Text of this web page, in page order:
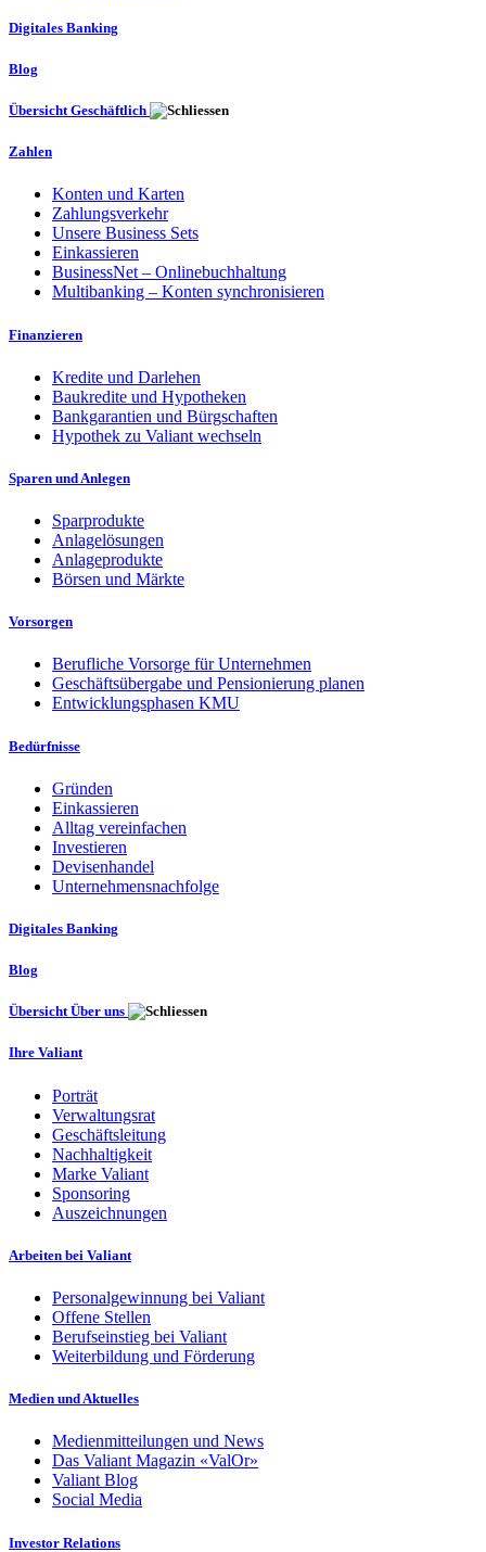
Digitales Banking
Blog
Übersicht Geschäftlich
Zahlen
Konten und Karten
Zahlungsverkehr
Unsere Business Sets
Einkassieren
BusinessNet – Onlinebuchhaltung
Multibanking – Konten synchronisieren
Finanzieren
Kredite und Darlehen
Baukredite und Hypotheken
Bankgarantien und Bürgschaften
Hypothek zu Valiant wechseln
Sparen und Anlegen
Sparprodukte
Anlagelösungen
Anlageprodukte
Börsen und Märkte
Vorsorgen
Berufliche Vorsorge für Unternehmen
Geschäftsübergabe und Pensionierung planen
Entwicklungsphasen KMU
Bedürfnisse
Gründen
Einkassieren
Alltag vereinfachen
Investieren
Devisenhandel
Unternehmensnachfolge
Digitales Banking
Blog
Übersicht Über uns
Ihre Valiant
Porträt
Verwaltungsrat
Geschäftsleitung
Nachhaltigkeit
Marke Valiant
Sponsoring
Auszeichnungen
Arbeiten bei Valiant
Personalgewinnung bei Valiant
Offene Stellen
Berufseinstieg bei Valiant
Weiterbildung und Förderung
Medien und Aktuelles
Medienmitteilungen und News
Das Valiant Magazin «ValOr»
Valiant Blog
Social Media
Investor Relations